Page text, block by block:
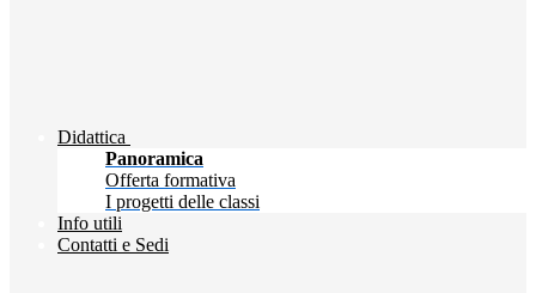
Didattica
Panoramica
Offerta formativa
I progetti delle classi
Info utili
Contatti e Sedi